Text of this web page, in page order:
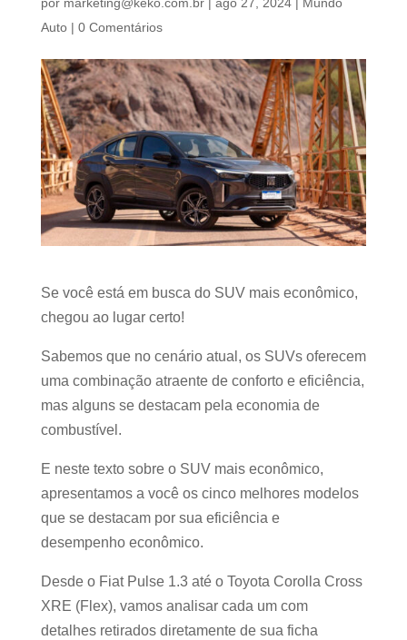
por marketing@keko.com.br| ago 27, 2024| Mundo
Auto| 0 Comentários
Se você está em busca do SUV mais econômico,
chegou ao lugar certo!
Sabemos que no cenário atual, os SUVs oferecem
uma combinação atraente de conforto e eficiência,
mas alguns se destacam pela economia de
combustível.
E neste texto sobre o SUV mais econômico,
apresentamos a você os cinco melhores modelos
que se destacam por sua eficiência e
desempenho econômico.
Desde o Fiat Pulse 1.3 até o Toyota Corolla Cross
XRE (Flex), vamos analisar cada um com
detalhes retirados diretamente de sua ficha